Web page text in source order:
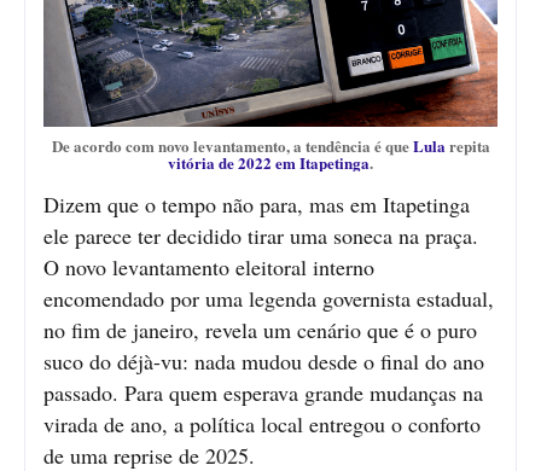
De acordo com novo levantamento, a tendência é queLula repita
vitória de 2022 em Itapetinga.
Dizem que o tempo não para, mas em Itapetinga
ele parece ter decidido tirar uma soneca na praça.
O novo levantamento eleitoral interno
encomendado por uma legenda governista estadual,
no fim de janeiro, revela um cenário que é o puro
suco do déjà-vu: nada mudou desde o final do ano
passado. Para quem esperava grande mudanças na
virada de ano, a política local entregou o conforto
de uma reprise de 2025.